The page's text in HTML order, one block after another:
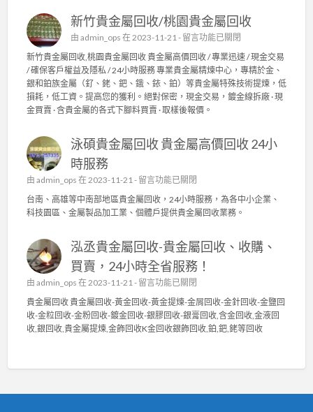
電
工
,
工
廠
水
電
繕
,
庭
水
電
〉
新竹貴金屬回收/桃園貴金屬回收
由admin_ops 在 2023-11-21 - 在
〈
新
竹
貴
金
屬
收
園
貴
金
收
〉
中
留言功能已關閉
新竹貴金屬回收,桃園貴金屬回收 貴金屬高價回收 / 專業迅速 / 現金交易
/ 確保客戶權益及隱私 / 24小時服務 專業貴金屬精煉中心，專精於金、
銀和鉑族金屬（釕、銠、鈀、鋨、銥、鉑）等貴金屬特殊技術提煉，低
損耗，低工資。提高您的獲利。絕對保密，現金交易，鍍金線拆廠 · 現
金買賣 · 含貴金屬的各式下腳料買賣 · 取樣後報價。
泳碩貴金屬回收 貴金屬高價回收 24小
時服務
由 admin_ops 在 2023-11-21 - 在
〈
泳
碩
金
屬
回
收
貴
金
屬
2
留言功能已關閉
台南、高雄等中南部地區貴金屬回收，24小時服務，為各中小企業、
科技園區、金屬製品加工業、個體戶提供貴金屬回收業務。
泓丞貴金屬回收-貴金屬回收、收購、
買賣，24小時全省服務！
由 admin_ops 在 2023-11-21 - 在
〈
泓
丞
貴
留言功能已關閉
貴金屬回收 貴金屬回收-黃金回收-黃金提煉-金屑回收-金針回收-金鹽回
收-金粒回收-金粉回收-鍍金回收-銀膠回收-銀膏回收,含金回收,金液回
收,銀回收,貴金屬提煉,金飾回收K金回收銀飾回收,鉑,鈀,銠等回收